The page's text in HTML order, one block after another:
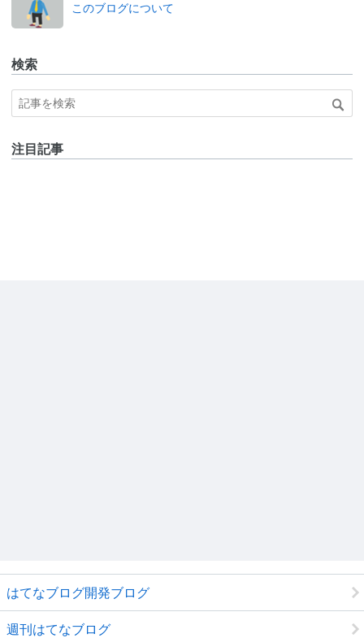
このブログについて
検索
注目記事
はてなブログ開発ブログ
週刊はてなブログ